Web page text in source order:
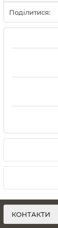
Поділитися:
КОНТАКТИ